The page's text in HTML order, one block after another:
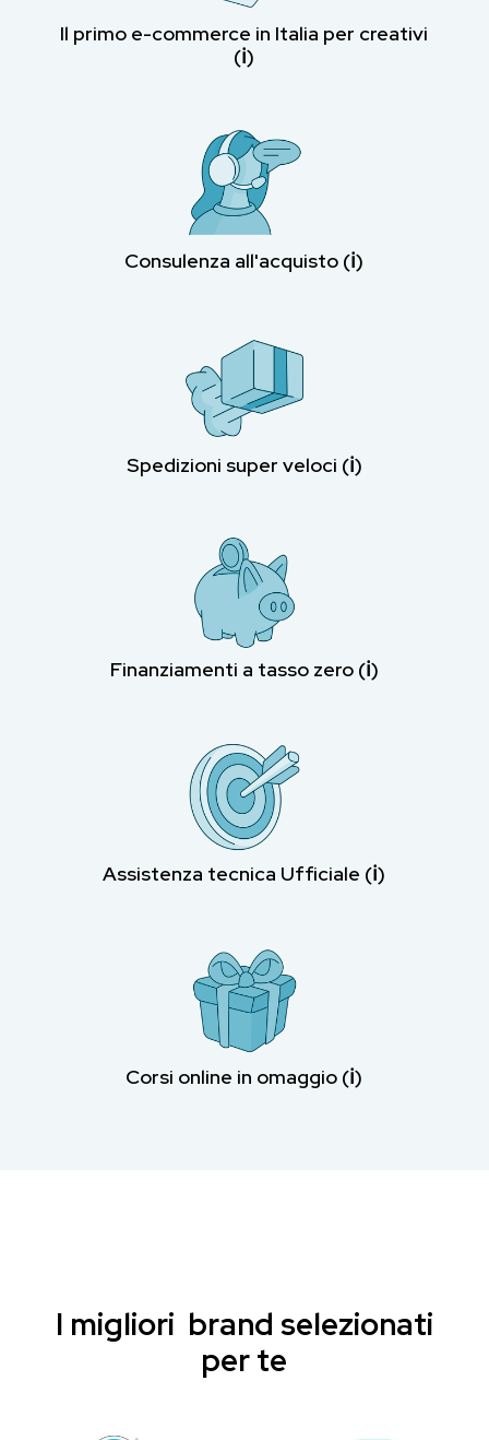
Il primo e-commerce in Italia per creativi
(ℹ︎)
Consulenza all'acquisto (ℹ︎)
Spedizioni super veloci (ℹ︎)
Finanziamenti a tasso zero (ℹ︎)
Assistenza tecnica Ufficiale (ℹ︎)
Corsi online in omaggio (ℹ︎)
I migliori brand selezionati
per te